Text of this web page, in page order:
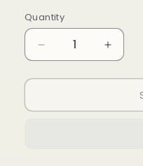
Quantity
Quantity
Decrease
quantity
for
Lizenz
quantity
for
Lizenz